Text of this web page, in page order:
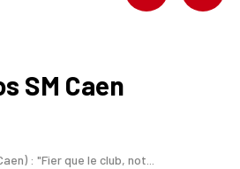
SM Caen
: "Fier que le club, not...